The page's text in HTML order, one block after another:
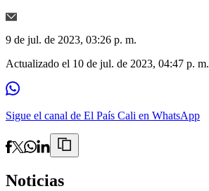
9 de jul. de 2023, 03:26 p. m.
Actualizado el 10 de jul. de 2023, 04:47 p. m.
Sigue el canal de El País Cali en WhatsApp
Noticias